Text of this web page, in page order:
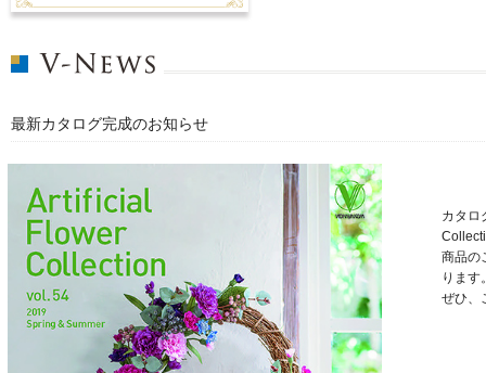
最新カタログ完成のお知らせ
カタロ
商品の
ります
ぜひ、